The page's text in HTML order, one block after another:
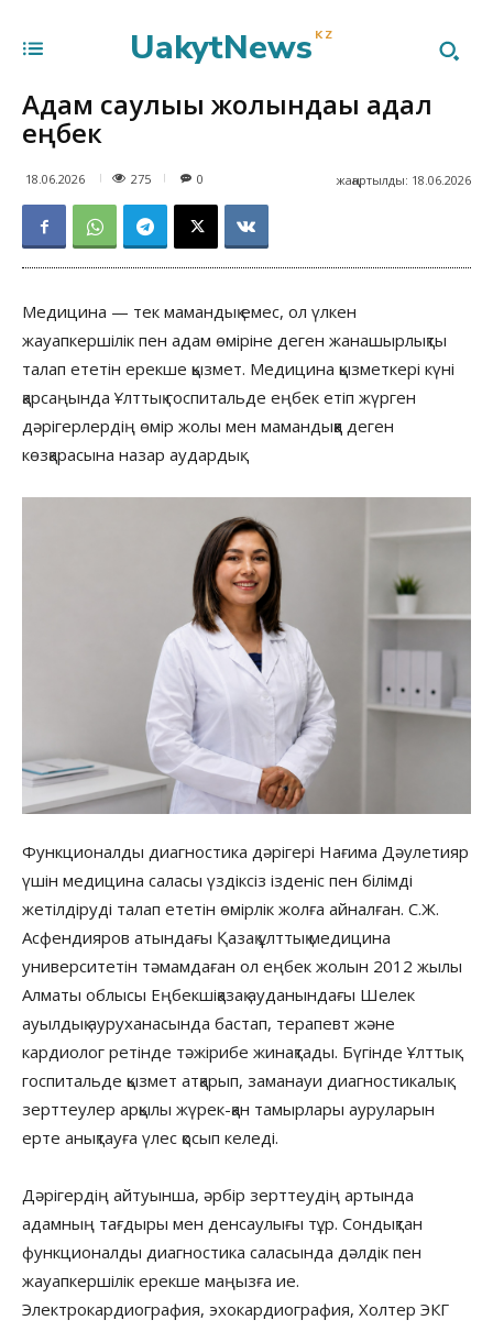
UakytNews KZ
Адам саулығы жолындағы адал
еңбек
18.06.2026 275 жаңартылды: 18.06.2026
0
Медицина — тек мамандық емес, ол үлкен
жауапкершілік пен адам өміріне деген жанашырлықты
талап ететін ерекше қызмет. Медицина қызметкері күні
қарсаңында Ұлттық госпитальде еңбек етіп жүрген
дәрігерлердің өмір жолы мен мамандыққа деген
көзқарасына назар аудардық.
Функционалды диагностика дәрігері Нағима Дәулетияр
үшін медицина саласы үздіксіз ізденіс пен білімді
жетілдіруді талап ететін өмірлік жолға айналған. С.Ж.
Асфендияров атындағы Қазақ ұлттық медицина
университетін тәмамдаған ол еңбек жолын 2012 жылы
Алматы облысы Еңбекшіқазақ ауданындағы Шелек
ауылдық ауруханасында бастап, терапевт және
кардиолог ретінде тәжірибе жинақтады. Бүгінде Ұлттық
госпитальде қызмет атқарып, заманауи диагностикалық
зерттеулер арқылы жүрек-қан тамырлары ауруларын
ерте анықтауға үлес қосып келеді.
Дәрігердің айтуынша, әрбір зерттеудің артында
адамның тағдыры мен денсаулығы тұр. Сондықтан
функционалды диагностика саласында дәлдік пен
жауапкершілік ерекше маңызға ие.
Электрокардиография, эхокардиография, Холтер ЭКГ